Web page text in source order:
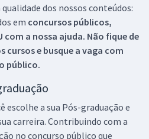
dos nossos conteúdos:
em concursos públicos,
com a nossa ajuda. Não fique de
cursos e busque a vaga com
público.
escolhe a sua Pós-graduação e
carreira. Contribuindo com a
no concurso público que